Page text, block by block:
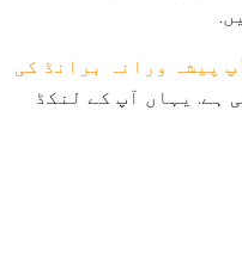
پیشہ ورانہ برانڈ کی
ہے. یہاں آپ کے لنکڈ